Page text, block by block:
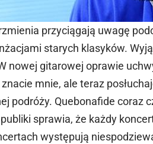
przyciągają uwagę
starych klasyków.
nowej gitarowej oprawie
znacie mnie, ale teraz
podróży. Quebonafide coraz
sprawia, że każdy
występują